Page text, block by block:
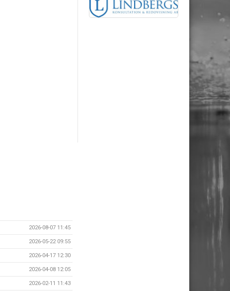
2026-08-07 11:45
2026-05-22 09:55
2026-04-17 12:30
2026-04-08 12:05
2026-02-11 11:43